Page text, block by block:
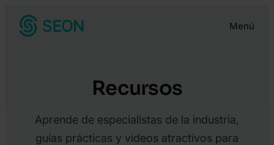
Menú
Recursos
Aprende de especialistas de la industria,
guías prácticas y videos atractivos para